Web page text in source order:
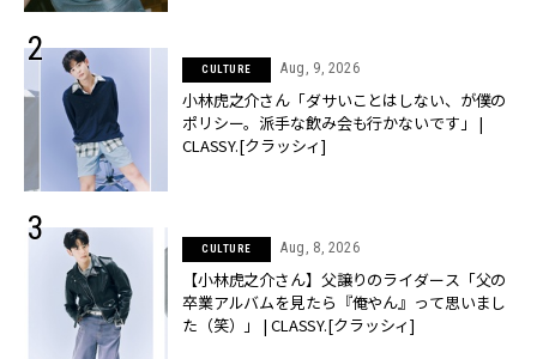
CULTURE Aug, 9, 2026
小林虎之介さん「ダサいことはしない、が僕の
ポリシー。派手な飲み会も行かないです」 |
CLASSY.[クラッシィ]
CULTURE Aug, 8, 2026
【小林虎之介さん】父譲りのライダース「父の
卒業アルバムを見たら『俺やん』って思いまし
た（笑）」 | CLASSY.[クラッシィ]